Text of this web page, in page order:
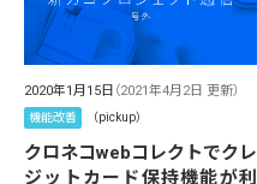
2020年1月15日 （2021年4月2日 更新）
機能改善 （pickup）
クロネコwebコレクトでクレ
ジットカード保持機能が利